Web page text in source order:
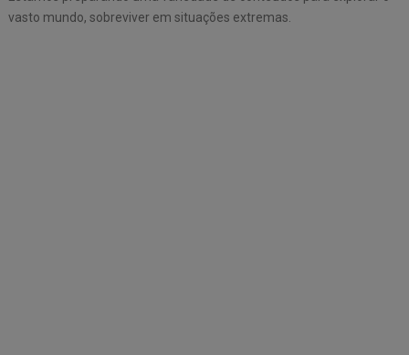
vasto mundo, sobreviver em situações extremas.